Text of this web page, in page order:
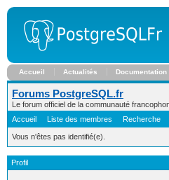
Accueil Actualités Documentation
Forums PostgreSQL.fr
Le forum officiel de la communauté
Accueil
Liste des membres Recherche
Vous n'êtes pas identifié(e).
Profil